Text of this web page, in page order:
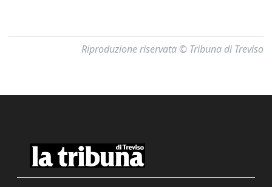
Riproduzione riservata © Tribuna di Treviso